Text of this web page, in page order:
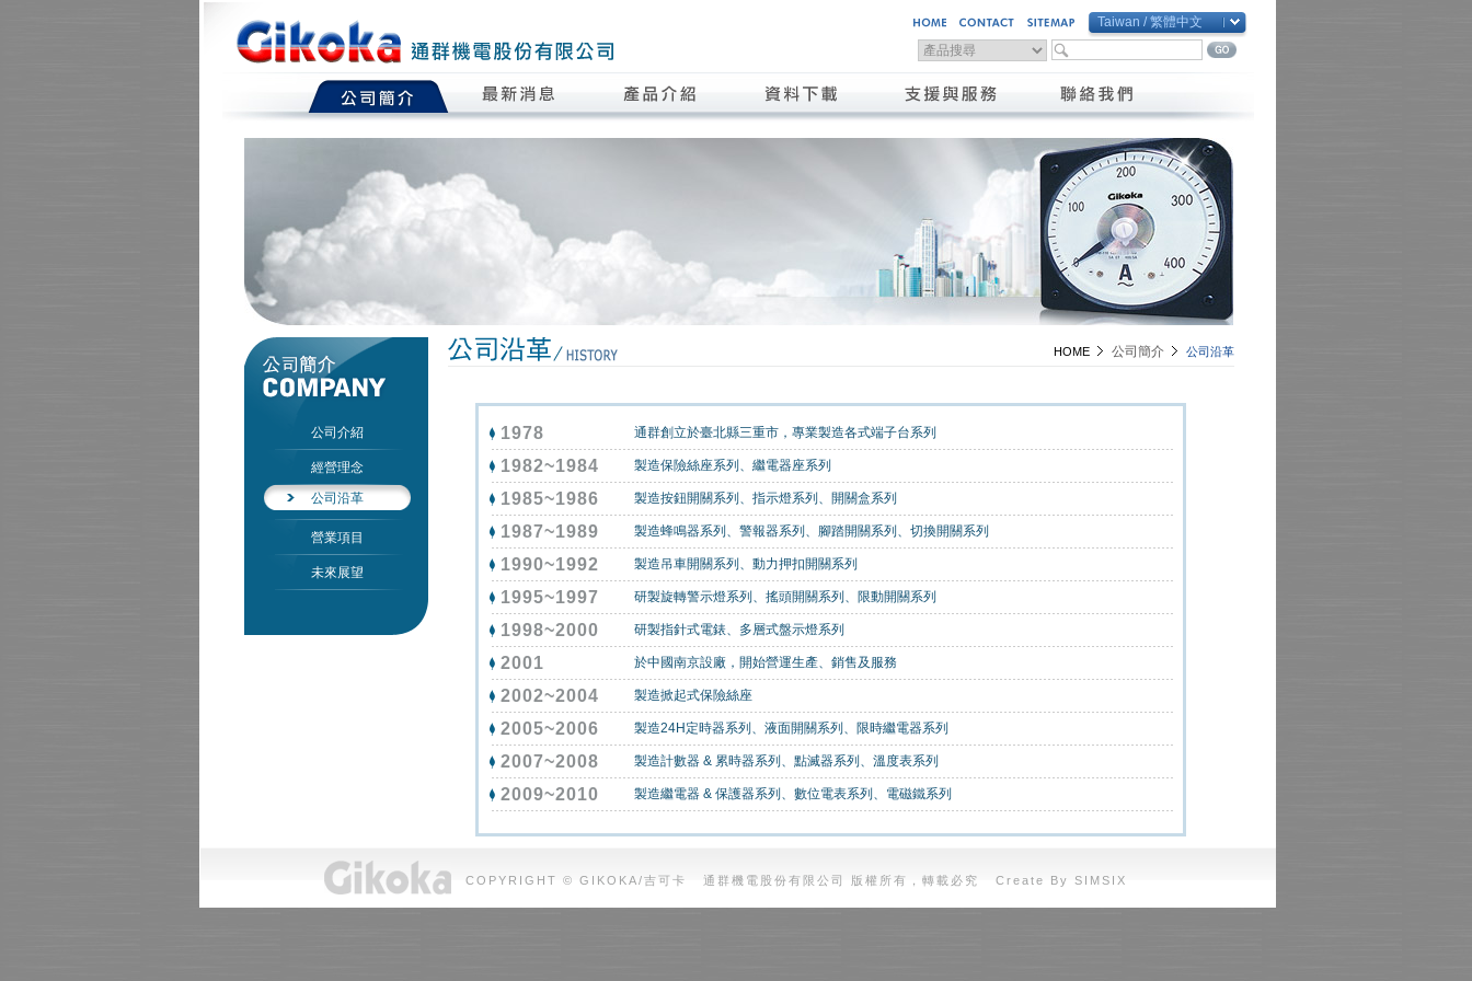
Taiwan / 繁體中文
China / 简体中文
Vietnam / Việt Nam
公司介紹
經營理念
公司沿革
營業項目
未來展望
HOME 公司簡介 公司沿革
1978 通群創立於臺北縣三重市，專業製造各式端子台系列
1982~1984 製造保險絲座系列、繼電器座系列
1985~1986 製造按鈕開關系列、指示燈系列、開關盒系列
1987~1989 製造蜂鳴器系列、警報器系列、腳踏開關系列、切換開關系列
1990~1992 製造吊車開關系列、動力押扣開關系列
1995~1997 研製旋轉警示燈系列、搖頭開關系列、限動開關系列
1998~2000 研製指針式電錶、多層式盤示燈系列
2001 於中國南京設廠，開始營運生產、銷售及服務
2002~2004 製造掀起式保險絲座
2005~2006 製造24H定時器系列、液面開關系列、限時繼電器系列
2007~2008 製造計數器 & 累時器系列、點滅器系列、溫度表系列
2009~2010 製造繼電器 & 保護器系列、數位電表系列、電磁鐵系列
COPYRIGHT © GIKOKA/吉可卡 通群機電股份有限公司 版權所有，轉載必究 Create By SIMSIX